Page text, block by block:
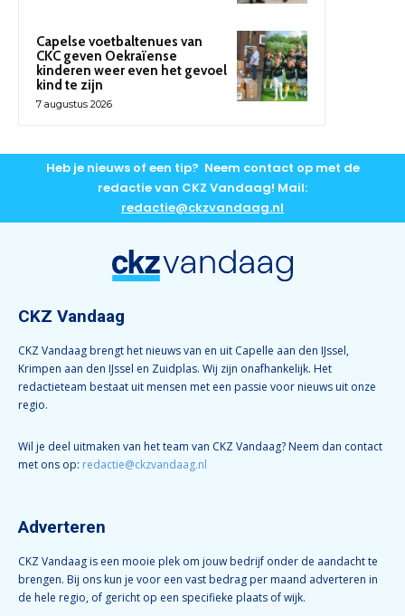
Capelse voetbaltenues van
CKC geven Oekraïense
kinderen weer even het gevoel
kind te zijn
7 augustus 2026
Heb je nieuws of een tip? Neem contact op met de
redactie van CKZ Vandaag! Mail:
redactie@ckzvandaag.nl
CKZ Vandaag
CKZ Vandaag brengt het nieuws van en uit Capelle aan den IJssel,
Krimpen aan den IJssel en Zuidplas. Wij zijn onafhankelijk. Het
redactieteam bestaat uit mensen met een passie voor nieuws uit onze
regio.
Wil je deel uitmaken van het team van CKZ Vandaag? Neem dan contact
met ons op: redactie@ckzvandaag.nl
Adverteren
CKZ Vandaag is een mooie plek om jouw bedrijf onder de aandacht te
brengen. Bij ons kun je voor een vast bedrag per maand adverteren in
de hele regio, of gericht op een specifieke plaats of wijk.